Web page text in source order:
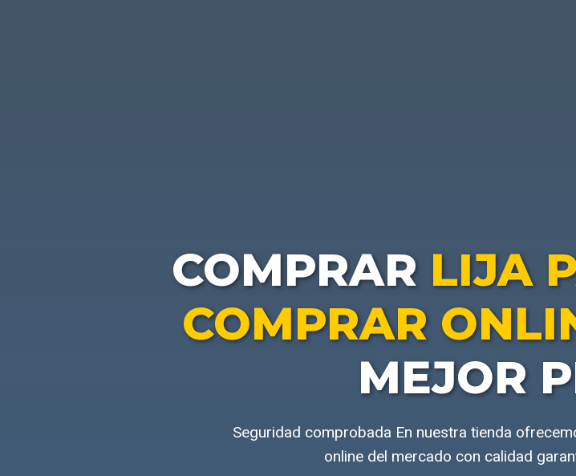
COMPRAR LIJA
COMPRAR
MEJOR
Seguridad comprobada En nuestra tienda
online del mercado con calidad